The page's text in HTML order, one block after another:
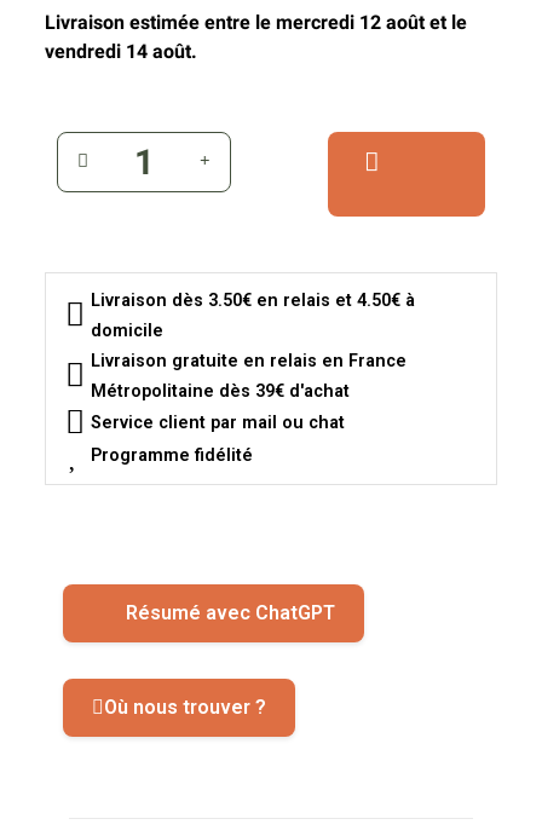
Livraison estimée entre le mercredi 12 août et le
vendredi 14 août.
Livraison dès 3.50€ en relais et 4.50€ à
domicile
Livraison gratuite en relais en France
Métropolitaine dès 39€ d'achat
Service client par mail ou chat
Programme fidélité
Résumé avec ChatGPT
Où nous trouver ?